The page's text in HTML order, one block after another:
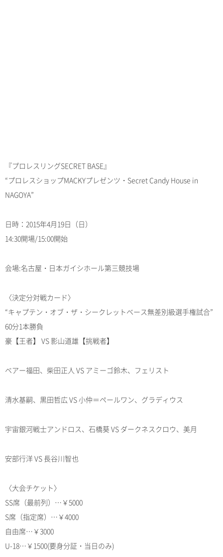
『プロレスリングSECRET BASE』
“プロレスショップMACKYプレゼンツ・Secret Candy House in
NAGOYA”
日時：2015年4月19日（日）
14:30開場/15:00開始
会場:名古屋・日本ガイシホール第三競技場
〈決定分対戦カード〉
“キャプテン・オブ・ザ・シークレットベース無差別級選手権試合”
60分1本勝負
豪【王者】 VS 影山道雄【挑戦者】
ベアー福田、柴田正人 VS アミーゴ鈴木、フェリスト
清水基嗣、黒田哲広 VS 小仲＝ペールワン、グラディウス
宇宙銀河戦士アンドロス、石橋葵 VS ダークネスクロウ、美月
安部行洋 VS 長谷川智也
〈大会チケット〉
SS席（最前列）…￥5000
S席（指定席）…￥4000
自由席…￥3000
U-18…￥1500(要身分証・当日のみ)